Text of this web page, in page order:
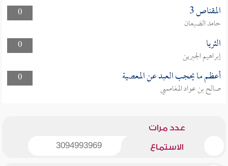
0
المقناص 3
حامد الضبعان
0
الثريا
إبراهيم الجبرين
0
أعظم ما يحجب العبد عن المعصية
صالح بن عواد المغامسي
عدد مرات
الاستماع 3094993969